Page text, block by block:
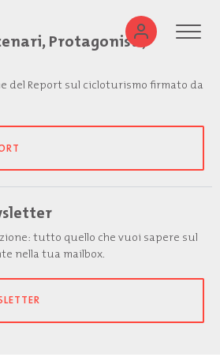
Protagonisti,
del Report sul cicloturismo firmato da
tutto quello che vuoi sapere sul
nella tua mailbox.